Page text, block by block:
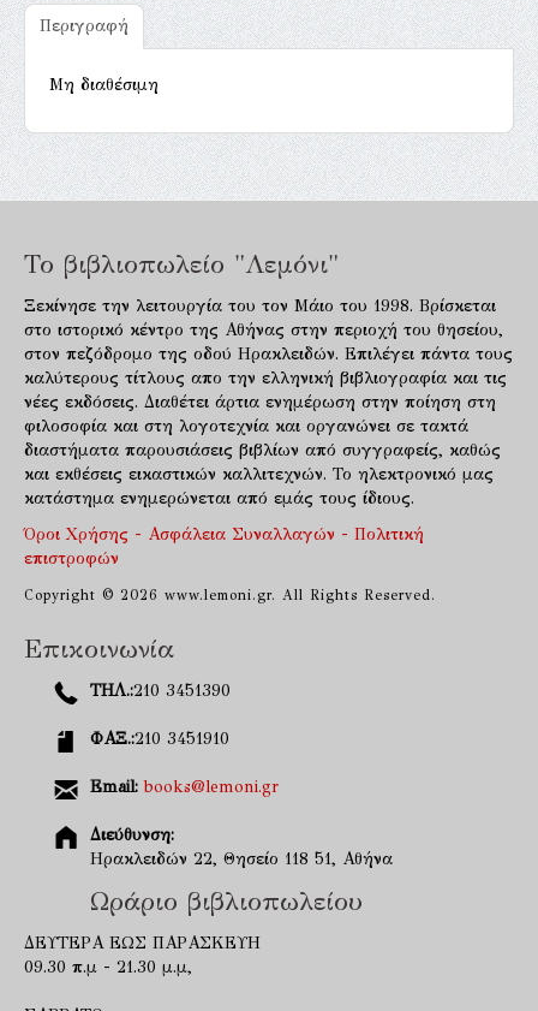
Περιγραφή
Μη διαθέσιμη
Το βιβλιοπωλείο "Λεμόνι"
Ξεκίνησε την λειτουργία του τον Μάιο του 1998. Βρίσκεται
στο ιστορικό κέντρο της Αθήνας στην περιοχή του θησείου,
στον πεζόδρομο της οδού Ηρακλειδών. Επιλέγει πάντα τους
καλύτερους τίτλους απο την ελληνική βιβλιογραφία και τις
νέες εκδόσεις. Διαθέτει άρτια ενημέρωση στην ποίηση στη
φιλοσοφία και στη λογοτεχνία και οργανώνει σε τακτά
διαστήματα παρουσιάσεις βιβλίων από συγγραφείς, καθώς
και εκθέσεις εικαστικών καλλιτεχνών. Το ηλεκτρονικό μας
κατάστημα ενημερώνεται από εμάς τους ίδιους.
Όροι Χρήσης - Ασφάλεια Συναλλαγών - Πολιτική
επιστροφών
Copyright © 2026 www.lemoni.gr. All Rights Reserved.
Επικοινωνία
ΤΗΛ.:210 3451390
ΦΑΞ.:210 3451910
Email: books@lemoni.gr
Διεύθυνση:
Ηρακλειδών 22, Θησείο 118 51, Αθήνα
Ωράριο βιβλιοπωλείου
ΔΕΥΤΕΡΑ ΕΩΣ ΠΑΡΑΣΚΕΥΗ
09.30 π.μ - 21.30 μ.μ,